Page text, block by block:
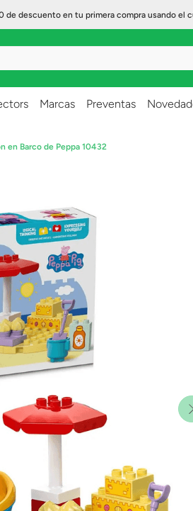
de descuento en tu primera compra usando el
Marcas Preventas
en Barco de Peppa 10432